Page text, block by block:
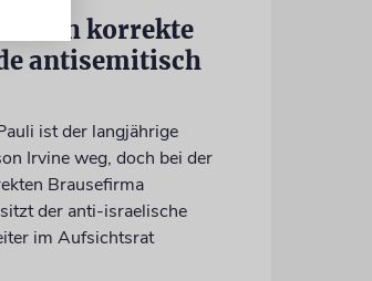
korrekte
antisemitisch
ist der langjährige
Irvine weg, doch bei der
Brausefirma
der anti-israelische
im Aufsichtsrat